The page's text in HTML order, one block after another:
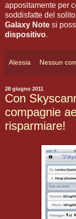
appositamente per
soddisfatte del
Galaxy Note si
dispositivo.
Alessia Nessun
28 giugno 2011
Con
compagnie
risparmiare!